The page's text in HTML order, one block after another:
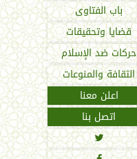
باب الفتاوى
قضايا وتحقيقات
حركات ضد الإسلام
الثقافة والمنوعات
اعلن معنا
اتصل بنا
